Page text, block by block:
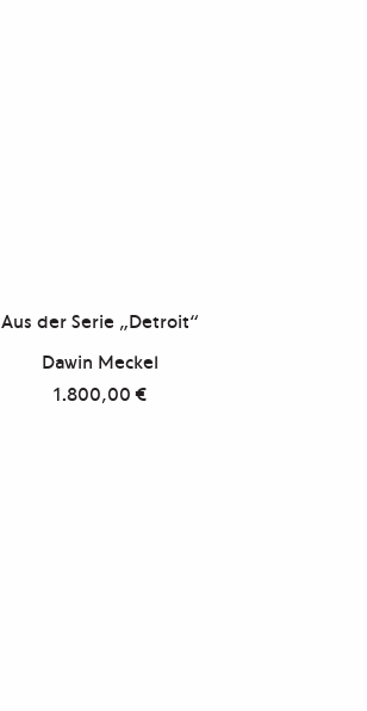
Aus der Serie „Detroit“
Dawin Meckel
1.800,00€